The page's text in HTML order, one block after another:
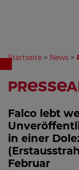
Startseite > News >
Falco lebt
in einer
Februar